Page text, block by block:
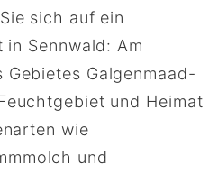
sich auf ein
Sennwald: Am
Gebietes Galgenmaad-
und Heimat
wie
und